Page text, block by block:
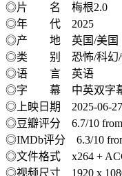
◎片 名 梅根2.0
◎年 代 2025
◎产 地 英国/美国
◎类 别 恐怖/科幻/
◎语 言 英语
◎字 幕 中英双字
◎上映日期 2025-06-
◎豆瓣评分 6.7/10 from
◎IMDb评分 6.3/10
◎文件格式 x264 +
◎视频尺寸 1920 x